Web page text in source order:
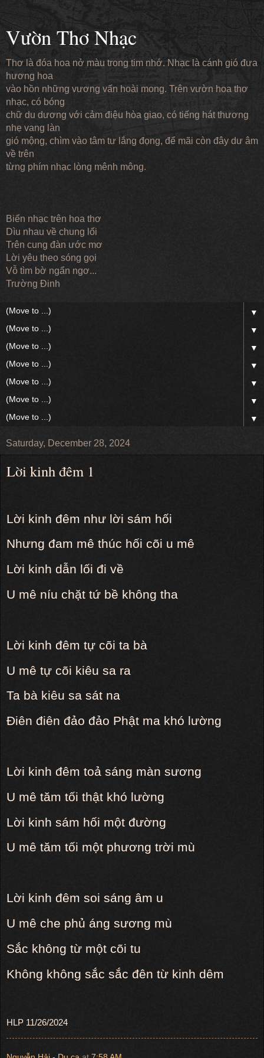
Vườn Thơ Nhạc
Thơ là đóa hoa nở màu trong tim nhớ. Nhạc là cánh gió đưa
hương hoa
vào hồn những vương vấn hoài mong. Trên vườn hoa thơ
nhạc, có bóng
chữ du dương với cảm điệu hòa giao, có tiếng hát thương
nhẹ vang làn
gió mộng, chìm vào tâm tư lắng đọng, để mãi còn đây dư âm
về trên
từng phím nhạc lòng mênh mông.
Biển nhạc trên hoa thơ
Dìu nhau về chung lối
Trên cung đàn ước mơ
Lời yêu theo sóng gọi
Vỗ tìm bờ ngẩn ngơ...
Trường Đinh
▼
▼
▼
▼
▼
▼
▼
Saturday, December 28, 2024
Lời kinh đêm 1
Lời kinh đêm như lời sám hối
Nhưng đam mê thúc hối cõi u mê
Lời kinh dẫn lối đi về
U mê níu chặt tứ bề không tha
Lời kinh đêm tự cõi ta bà
U mê tự cõi kiêu sa ra
Ta bà kiêu sa sát na
Điên điên đảo đảo Phật ma khó lường
Lời kinh đêm toả sáng màn sương
U mê tăm tối thật khó lường
Lời kinh sám hối một đường
U mê tăm tối một phương trời mù
Lời kinh đêm soi sáng âm u
U mê che phủ áng sương mù
Sắc không từ một cõi tu
Không không sắc sắc đên từ kinh dêm
HLP 11/26/2024